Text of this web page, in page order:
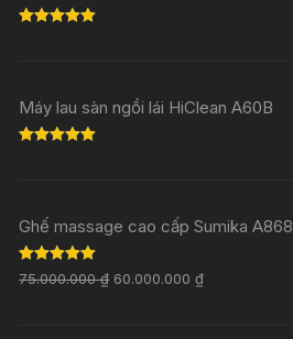
Máy lau sàn ngồi lái HiClean A60B
Ghế massage cao cấp Sumika A868
Rated5.00
out of 5
75.000.000₫ 60.000.000₫